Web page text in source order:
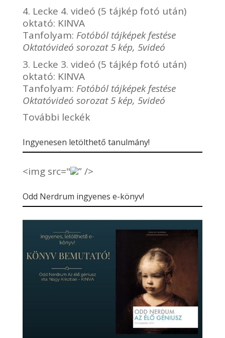
4. Lecke 4. videó (5 tájkép fotó után)
oktató: KINVA
Tanfolyam: Fotóból tájképek festése
Oktatóvideó sorozat 5 kép, 5videó
3. Lecke 3. videó (5 tájkép fotó után)
oktató: KINVA
Tanfolyam: Fotóból tájképek festése
Oktatóvideó sorozat 5 kép, 5videó
További leckék
Ingyenesen letölthető tanulmány!
<img src=" ” />
Odd Nerdrum ingyenes e-könyv!